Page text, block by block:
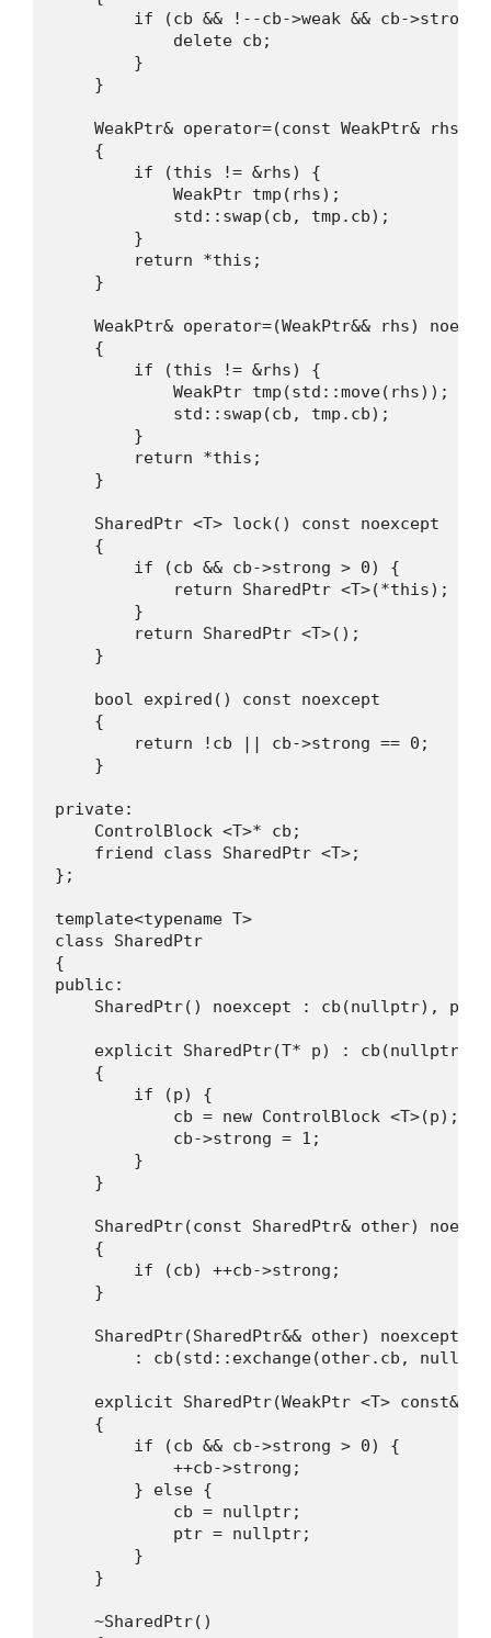
if (cb && !--cb->weak && cb->strong
            delete cb;
        }
    }
WeakPtr& operator=(const WeakPtr& rhs)
    {
        if (this != &rhs) {
            WeakPtr tmp(rhs);
            std::swap(cb, tmp.cb);
        }
        return *this;
    }
WeakPtr& operator=(WeakPtr&& rhs)
    {
        if (this != &rhs) {
            WeakPtr tmp(std::move(rhs));
            std::swap(cb, tmp.cb);
        }
        return *this;
    }
    SharedPtr <T> lock() const noexcept
    {
        if (cb && cb->strong > 0) {
            return SharedPtr <T>(*this);
        }
        return SharedPtr <T>();
    }
    bool expired() const noexcept
    {
        return !cb || cb->strong == 0;
    }
private:
    ControlBlock <T>* cb;
    friend class SharedPtr <T>;
};
template<typename T>
class SharedPtr
{
public:
SharedPtr() noexcept : cb(nullptr),
explicit SharedPtr(T* p) : cb(nullptr),
    {
        if (p) {
            cb = new ControlBlock <T>(p);
            cb->strong = 1;
        }
    }
SharedPtr(const SharedPtr& other)
    {
        if (cb) ++cb->strong;
    }
    SharedPtr(SharedPtr&& other) noexcept
: cb(std::exchange(other.cb,
explicit SharedPtr(WeakPtr <T> const&
    {
        if (cb && cb->strong > 0) {
            ++cb->strong;
        } else {
            cb = nullptr;
            ptr = nullptr;
        }
    }
    ~SharedPtr()